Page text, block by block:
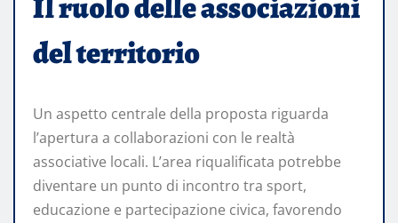
del territorio
Un aspetto centrale della proposta riguarda
l’apertura a collaborazioni con le realtà
associative locali. L’area riqualificata potrebbe
diventare un punto di incontro tra sport,
educazione e partecipazione civica, favorendo